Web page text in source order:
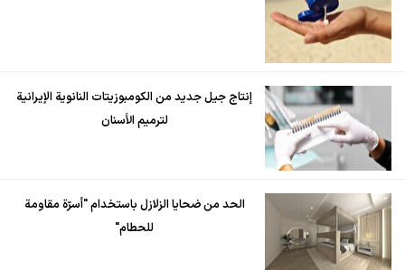
إنتاج جيل جديد من الكومبوزيتات النانوية الإيرانية
لترميم الأسنان
الحد من ضحايا الزلازل باستخدام "أسرّة مقاومة
للحطام"